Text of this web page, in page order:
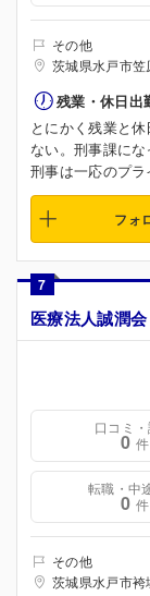
その他
茨城県水戸市笠
残業・休日出
とにかく残業と
ない。刑事課に
刑事は一応のプ
フォ
7
医療法人誠潤会
口コミ
0 件
転職・中
0 件
その他
茨城県水戸市